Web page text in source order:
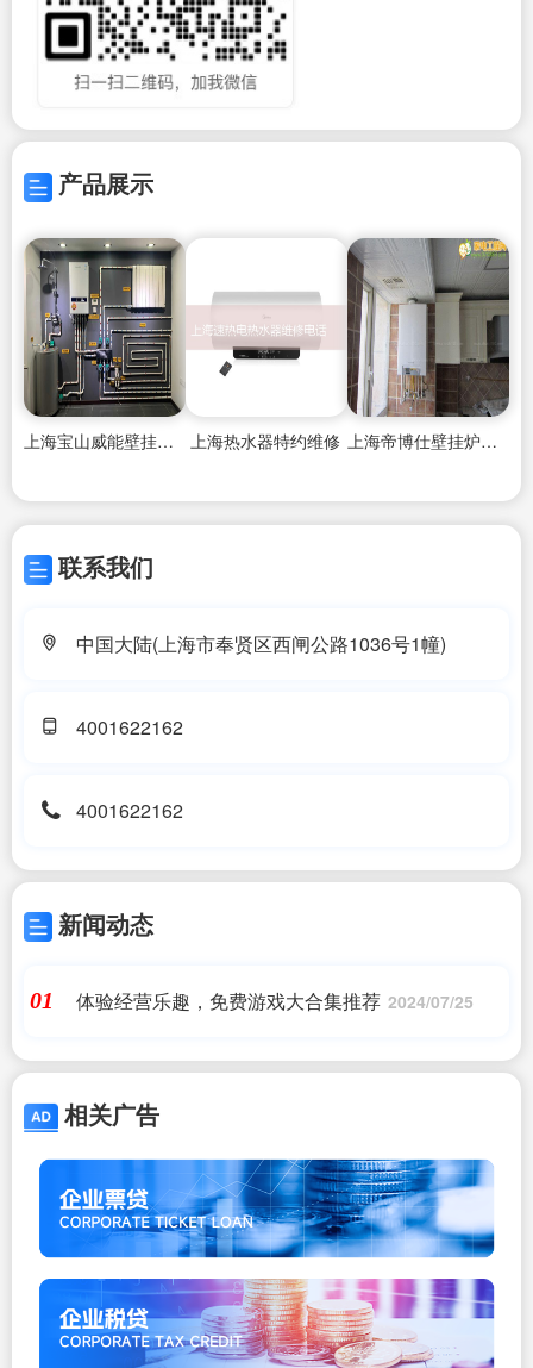
产品展示
上海宝山威能壁挂炉售后维修电话, 上海热水器特约维修 上海帝博仕壁挂炉维修服务网点,
联系我们
中国大陆(上海市奉贤区西闸公路1036号1幢)
4001622162
4001622162
新闻动态
01 体验经营乐趣，免费游戏大合集推荐 2024/07/25
相关广告